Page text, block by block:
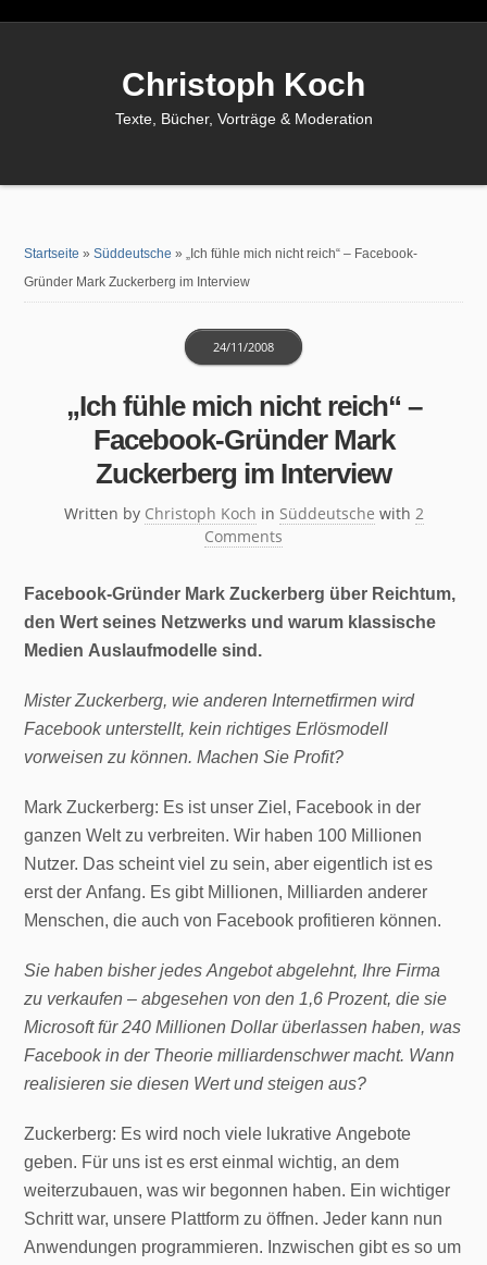
Christoph Koch
Texte, Bücher, Vorträge & Moderation
Startseite »Süddeutsche »„Ich fühle mich nicht reich“ – Facebook-
Gründer Mark Zuckerberg im Interview
„Ich fühle mich nicht reich“ –
Facebook-Gründer Mark
Zuckerberg im Interview
Written by Christoph Koch
24/11/2008
in Süddeutsche with 2
Comments
Facebook-Gründer Mark Zuckerberg über Reichtum,
den Wert seines Netzwerks und warum klassische
Medien Auslaufmodelle sind.
Mister Zuckerberg, wie anderen Internetfirmen wird
Facebook unterstellt, kein richtiges Erlösmodell
vorweisen zu können. Machen Sie Profit?
Mark Zuckerberg: Es ist unser Ziel, Facebook in der
ganzen Welt zu verbreiten. Wir haben 100 Millionen
Nutzer. Das scheint viel zu sein, aber eigentlich ist es
erst der Anfang. Es gibt Millionen, Milliarden anderer
Menschen, die auch von Facebook profitieren können.
Sie haben bisher jedes Angebot abgelehnt, Ihre Firma
zu verkaufen – abgesehen von den 1,6 Prozent, die sie
Microsoft für 240 Millionen Dollar überlassen haben, was
Facebook in der Theorie milliardenschwer macht. Wann
realisieren sie diesen Wert und steigen aus?
Zuckerberg: Es wird noch viele lukrative Angebote
geben. Für uns ist es erst einmal wichtig, an dem
weiterzubauen, was wir begonnen haben. Ein wichtiger
Schritt war, unsere Plattform zu öffnen. Jeder kann nun
Anwendungen programmieren. Inzwischen gibt es so um